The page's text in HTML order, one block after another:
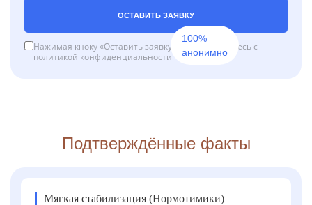
ОСТАВИТЬ ЗАЯВКУ
Нажимая кноку «Оставить заявку», вы соглашаетесь с
политикой конфиденциальности
100%
анонимно
Подтверждённые факты
Мягкая стабилизация (Нормотимики)